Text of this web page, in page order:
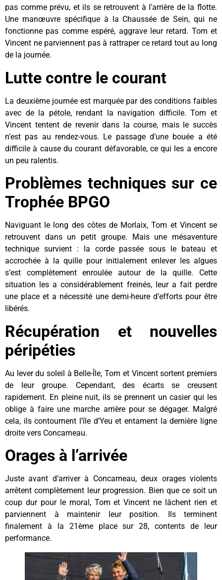
pas comme prévu, et ils se retrouvent à l’arrière de la flotte.
Une manœuvre spécifique à la Chaussée de Sein, qui ne
fonctionne pas comme espéré, aggrave leur retard. Tom et
Vincent ne parviennent pas à rattraper ce retard tout au long
de la journée.
Lutte contre le courant
La deuxième journée est marquée par des conditions faibles
avec de la pétole, rendant la navigation difficile. Tom et
Vincent tentent de revenir dans la course, mais le succès
n’est pas au rendez-vous. Le passage d’une bouée a été
difficile à cause du courant défavorable, ce qui les a encore
un peu ralentis.
Problèmes techniques sur ce
Trophée BPGO
Naviguant le long des côtes de Morlaix, Tom et Vincent se
retrouvent dans un petit groupe. Mais une mésaventure
technique survient : la corde passée sous le bateau et
accrochée à la quille pour initialement enlever les algues
s’est complètement enroulée autour de la quille. Cette
situation les a considérablement freinés, leur a fait perdre
une place et a nécessité une demi-heure d’efforts pour être
libérés.
Récupération et nouvelles
péripéties
Au lever du soleil à Belle-Île, Tom et Vincent sortent premiers
de leur groupe. Cependant, des écarts se creusent
rapidement. En pleine nuit, ils se prennent un casier qui les
oblige à faire une marche arrière pour se dégager. Malgré
cela, ils contournent l’île d’Yeu et entament la dernière ligne
droite vers Concarneau.
Orages à l’arrivée
Juste avant d’arriver à Concarneau, deux orages violents
arrêtent complètement leur progression. Bien que ce soit un
coup dur pour le moral, Tom et Vincent ne lâchent rien et
parviennent à maintenir leur position. Ils terminent
finalement à la 21ème place sur 28, contents de leur
performance.